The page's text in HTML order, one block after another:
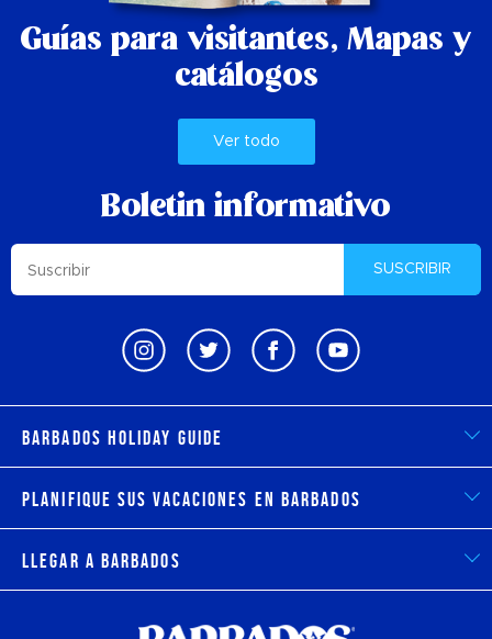
Guías para visitantes, Mapas y
catálogos
Ver todo
Boletin informativo
SUSCRIBIR
Barbados Holiday Guide
Planifique sus vacaciones en Barbados
Llegar a Barbados